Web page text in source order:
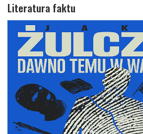
Literatura faktu